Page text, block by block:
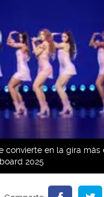
convierte en la gira más
2025